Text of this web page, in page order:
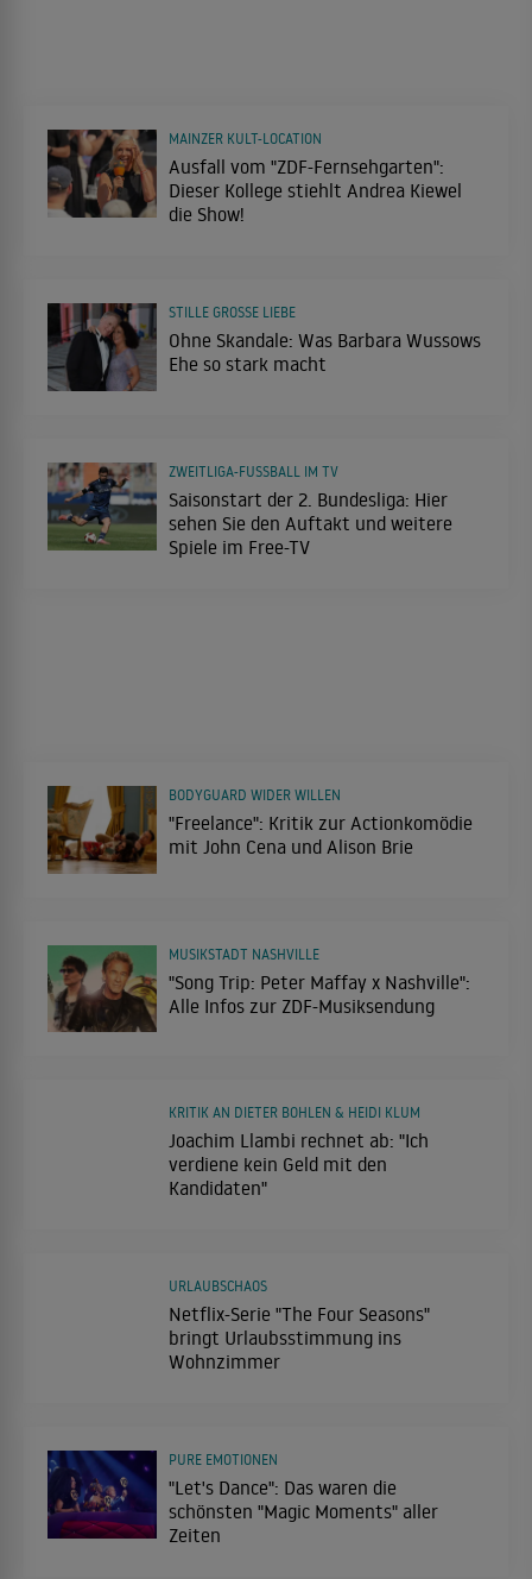
Ausfall vom "ZDF-Fernsehgarten":
Dieser Kollege stiehlt Andrea Kiewel
die Show!
MAINZER KULT-LOCATION
Ohne Skandale: Was Barbara Wussows
Ehe so stark macht
STILLE GROSSE LIEBE
Saisonstart der 2. Bundesliga: Hier
sehen Sie den Auftakt und weitere
Spiele im Free-TV
ZWEITLIGA-FUSSBALL IM TV
"Freelance": Kritik zur Actionkomödie
mit John Cena und Alison Brie
BODYGUARD WIDER WILLEN
"Song Trip: Peter Maffay x Nashville":
Alle Infos zur ZDF-Musiksendung
MUSIKSTADT NASHVILLE
Joachim Llambi rechnet ab: "Ich
verdiene kein Geld mit den
Kandidaten"
KRITIK AN DIETER BOHLEN & HEIDI KLUM
Netflix-Serie "The Four Seasons"
bringt Urlaubsstimmung ins
Wohnzimmer
URLAUBSCHAOS
"Let's Dance": Das waren die
schönsten "Magic Moments" aller
Zeiten
PURE EMOTIONEN